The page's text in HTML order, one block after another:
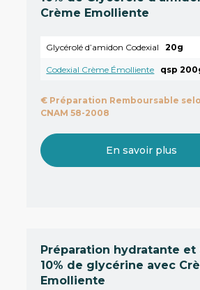
Crème Emolliente
Glycérolé d’amidon Codexial 20g
Codexial Crème Émolliente qsp
€ Préparation Remboursable
CNAM 58-2008
En savoir plus
Préparation hydratante et
10% de glycérine avec
Emolliente